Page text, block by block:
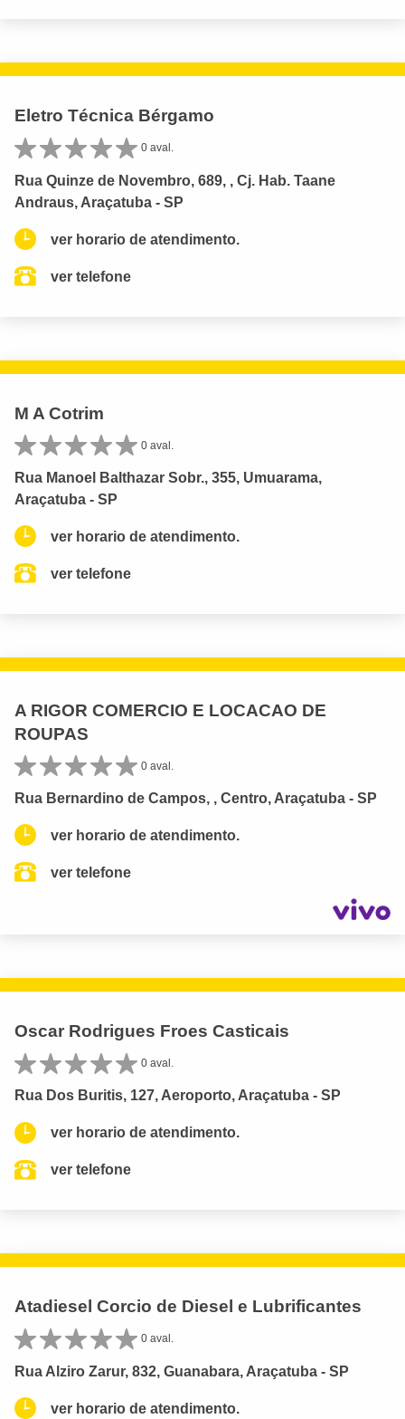
Eletro Técnica Bérgamo
0 aval.
Rua Quinze de Novembro, 689, , Cj. Hab. Taane
Andraus, Araçatuba - SP
ver horario de atendimento.
ver telefone
M A Cotrim
0 aval.
Rua Manoel Balthazar Sobr., 355, Umuarama,
Araçatuba - SP
ver horario de atendimento.
ver telefone
A RIGOR COMERCIO E LOCACAO DE
ROUPAS
0 aval.
Rua Bernardino de Campos, , Centro, Araçatuba - SP
ver horario de atendimento.
ver telefone
Oscar Rodrigues Froes Casticais
0 aval.
Rua Dos Buritis, 127, Aeroporto, Araçatuba - SP
ver horario de atendimento.
ver telefone
Atadiesel Corcio de Diesel e Lubrificantes
0 aval.
Rua Alziro Zarur, 832, Guanabara, Araçatuba - SP
ver horario de atendimento.